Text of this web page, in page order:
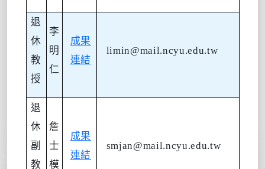
退
休
教
授
李
明
仁
成果
連結
limin@mail.ncyu.edu.tw
退
休
副
教
詹
士
模
成果
連結
smjan@mail.ncyu.edu.tw